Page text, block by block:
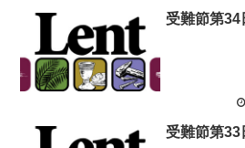
受難節第
受難節第